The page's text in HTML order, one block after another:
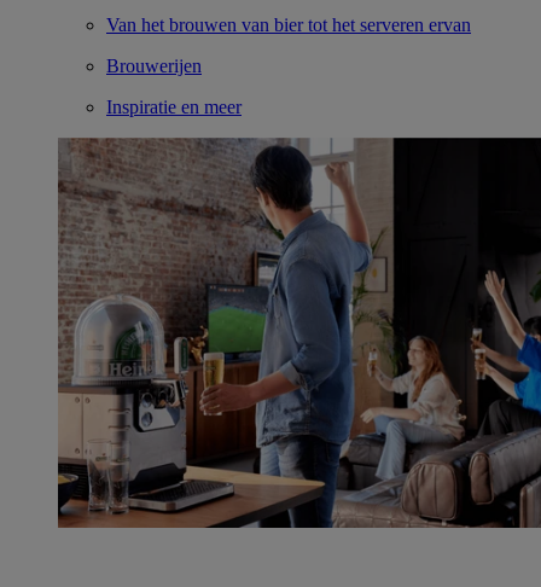
Van het brouwen van bier tot het serveren ervan
Brouwerijen
Inspiratie en meer